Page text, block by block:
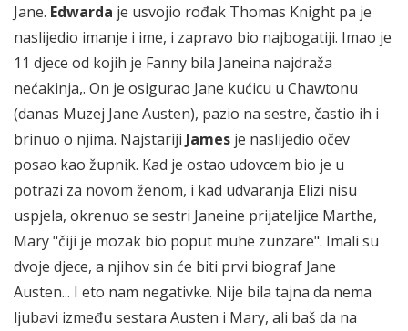
Jane. Edwarda je usvojio rođak Thomas Knight pa je
naslijedio imanje i ime, i zapravo bio najbogatiji. Imao je
11 djece od kojih je Fanny bila Janeina najdraža
nećakinja,. On je osigurao Jane kućicu u Chawtonu
(danas Muzej Jane Austen), pazio na sestre, častio ih i
brinuo o njima. Najstariji James je naslijedio očev
posao kao župnik. Kad je ostao udovcem bio je u
potrazi za novom ženom, i kad udvaranja Elizi nisu
uspjela, okrenuo se sestri Janeine prijateljice Marthe,
Mary "čiji je mozak bio poput muhe zunzare". Imali su
dvoje djece, a njihov sin će biti prvi biograf Jane
Austen... I eto nam negativke. Nije bila tajna da nema
ljubavi između sestara Austen i Mary, ali baš da na